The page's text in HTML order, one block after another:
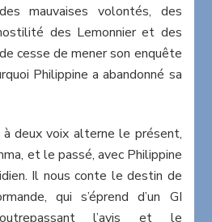
mauvaises volontés, des
des Lemonnier et des
cesse de mener son enquête
Philippine a abandonné sa
à deux voix alterne le présent,
et le passé, avec Philippine
Il nous conte le destin de
qui s’éprend d’un GI
l’avis et le